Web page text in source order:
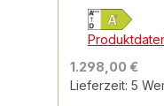
1.298,00 €
Lieferzeit: 5